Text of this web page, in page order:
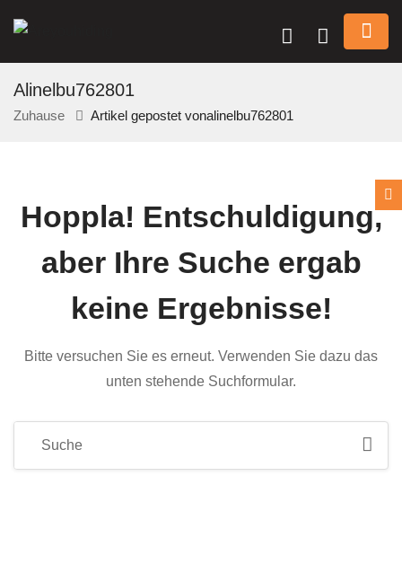
Alinelbu762801
Zuhause Artikel gepostet vonalinelbu762801
Hoppla! Entschuldigung,
aber Ihre Suche ergab
keine Ergebnisse!
Bitte versuchen Sie es erneut. Verwenden Sie dazu das
unten stehende Suchformular.